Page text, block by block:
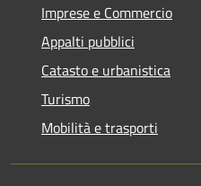
Imprese e Commercio
Appalti pubblici
Catasto e urbanistica
Turismo
Mobilità e trasporti